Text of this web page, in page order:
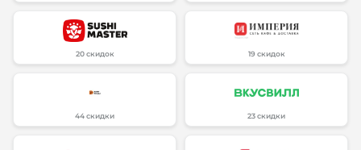
20 скидок 19 скидок
44 скидки 23 скидки